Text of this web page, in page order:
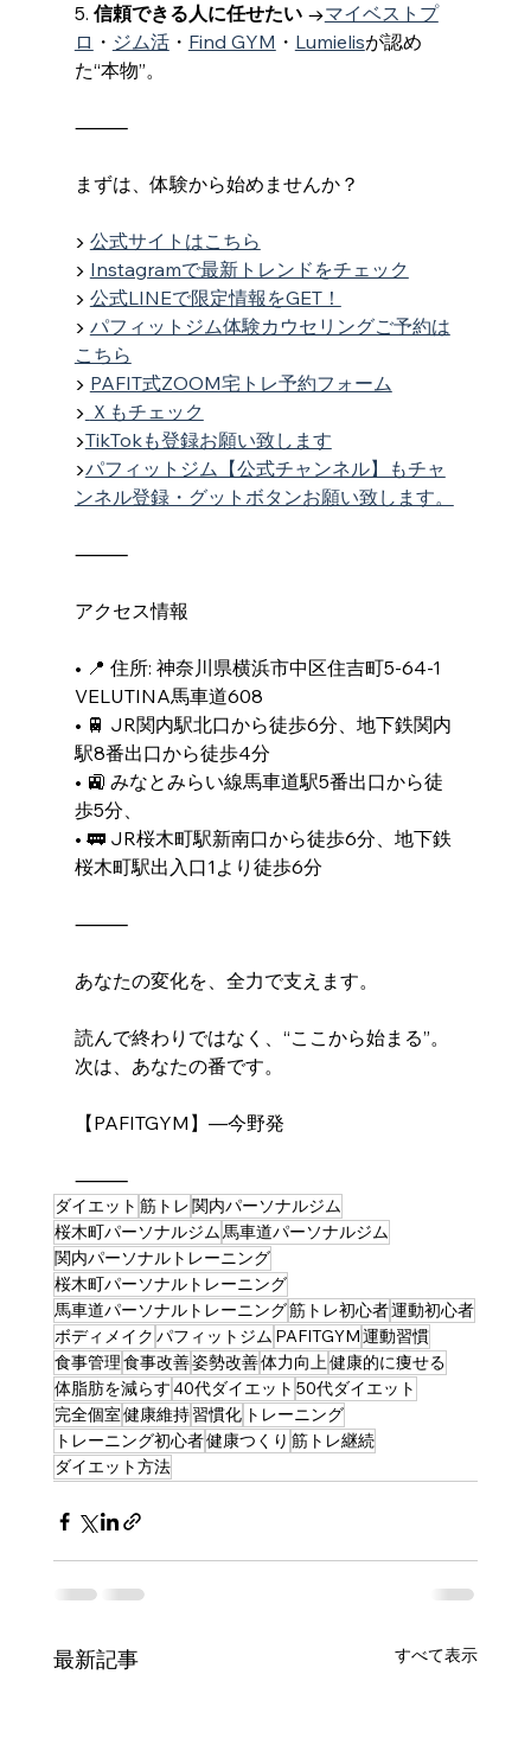
5. 信頼できる人に任せたい →マイベストプ
ロ ・ ジム活・ Find GYM ・ Lumielisが認め
た“本物”。
⸻
まずは、体験から始めませんか？
▶ 公式サイトはこちら
▶ Instagramで最新トレンドをチェック
▶ 公式LINEで限定情報をGET！
▶ パフィットジム体験カウセリングご予約は
こちら
▶︎ PAFIT式ZOOM宅トレ予約フォーム
▶︎ Ｘもチェック
▶︎TikTokも登録お願い致します
▶︎パフィットジム【公式チャンネル】もチャ
ンネル登録・グットボタンお願い致します。
⸻
アクセス情報
• 📍 住所: 神奈川県横浜市中区住吉町5-64-1
VELUTINA馬車道608
• 🚆 JR関内駅北口から徒歩6分、地下鉄関内
駅8番出口から徒歩4分
• 🚉 みなとみらい線馬車道駅5番出口から徒
歩5分、
• 🚃 JR桜木町駅新南口から徒歩6分、地下鉄
桜木町駅出入口1より徒歩6分
⸻
あなたの変化を、全力で支えます。
読んで終わりではなく、“ここから始まる”。
次は、あなたの番です。
【PAFITGYM】―今野発
⸻
ダイエット 筋トレ 関内パーソナルジム
桜木町パーソナルジム馬車道パーソナルジム
関内パーソナルトレーニング
桜木町パーソナルトレーニング
馬車道パーソナルトレーニング筋トレ初心者運動初心者
ボディメイク パフィットジム PAFITGYM運動習慣
食事管理食事改善姿勢改善体力向上健康的に痩せる
体脂肪を減らす40代ダイエット 50代ダイエット
完全個室健康維持習慣化 トレーニング
トレーニング初心者健康つくり 筋トレ継続
ダイエット方法
最新記事 すべて表示